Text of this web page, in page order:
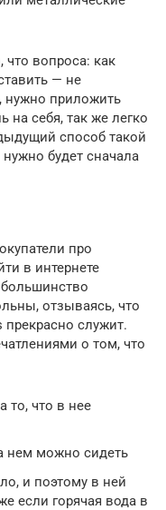
что вопроса: как
— не
нужно приложить
на себя, так же легко
способ такой
будет сначала
про
в интернете
отзываясь, что
служит.
о том, что
то, что в нее
нем можно сидеть
и поэтому в ней
если горячая вода в